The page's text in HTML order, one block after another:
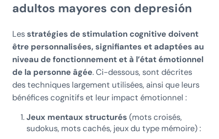
adultos mayores con depresión
Lesstratégies de stimulation cognitive doivent
être personnalisées, signifiantes et adaptées au
niveau de fonctionnement et à l’état émotionnel
de la personne âgée. Ci-dessous, sont décrites
des techniques largement utilisées, ainsi que leurs
bénéfices cognitifs et leur impact émotionnel :
Jeux mentaux structurés (mots croisés,
sudokus, mots cachés, jeux du type mémoire) :